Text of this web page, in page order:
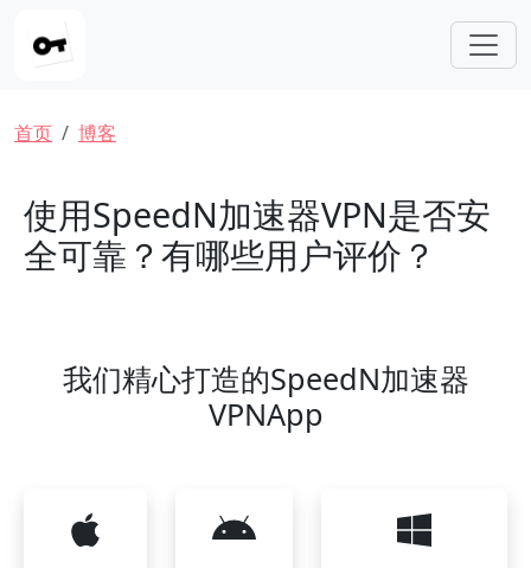
面包屑
首页 博客
使用SpeedN加速器VPN是否安
全可靠？有哪些用户评价？
我们精心打造的SpeedN加速器
VPNApp